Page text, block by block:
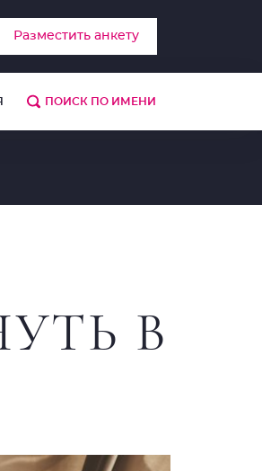
Разместить анкету
В